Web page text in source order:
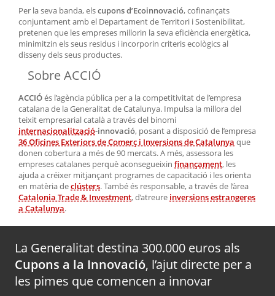
Per la seva banda, elscupons d’Ecoinnovació, cofinançats
conjuntament amb el Departament de Territori i Sostenibilitat,
pretenen que les empreses millorin la seva eficiència energètica,
minimitzin els seus residus i incorporin criteris ecològics al
disseny dels seus productes.
Sobre ACCIÓ
ACCIÓés l’agència pública per a la competitivitat de l’empresa
catalana de la Generalitat de Catalunya. Impulsa la millora del
teixit empresarial català a través del binomi
internacionalització-innovació, posant a disposició de l’empresa
36 Oficines Exteriors de Comerç i Inversions de Catalunya que
donen cobertura a més de 90 mercats. A més, assessora les
empreses catalanes perquè aconsegueixin finançament, les
ajuda a créixer mitjançant programes de capacitació i les orienta
en matèria declústers. També és responsable, a través de l’àrea
Catalonia Trade & Investment, d’atreure inversions estrangeres
a Catalunya.
La Generalitat destina 300.000 euros als
Cupons a la Innovació, l’ajut directe per a
les pimes que comencen a innovar